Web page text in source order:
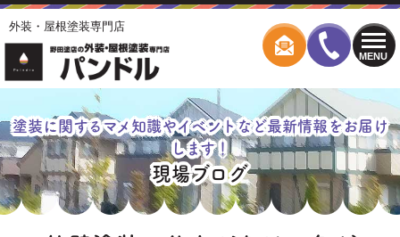
MENU
外装・屋根塗装専門店
塗装に関するマメ知識やイベントなど最新情報をお届け
します！
現場ブログ